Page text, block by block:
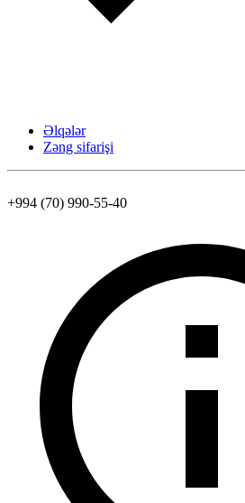
Əlqələr
Zəng sifarişi
+994 (70) 990-55-40